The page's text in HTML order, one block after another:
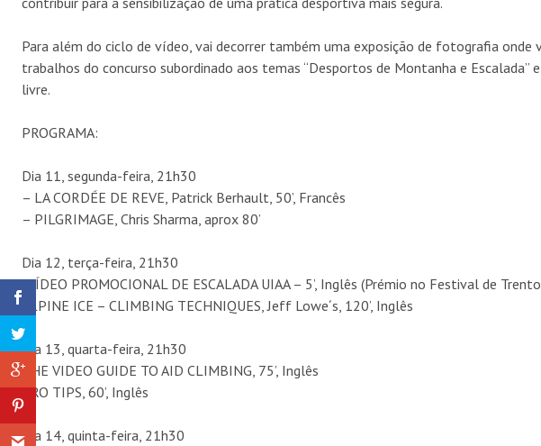
Para além do ciclo de vídeo, vai decorrer também uma exposição de fotografia
trabalhos do concurso subordinado aos temas “Desportos de Montanha e Escalada”
livre.
PROGRAMA:
Dia 11, segunda-feira, 21h30
– LA CORDÉE DE REVE, Patrick Berhault, 50’, Francês
– PILGRIMAGE, Chris Sharma, aprox 80’
Dia 12, terça-feira, 21h30
-VÍDEO PROMOCIONAL DE ESCALADA UIAA – 5’, Inglês (Prémio no Festival de
ALPINE ICE – CLIMBING TECHNIQUES, Jeff Lowe´s, 120’, Inglês
Dia 13, quarta-feira, 21h30
THE VIDEO GUIDE TO AID CLIMBING, 75’, Inglês
PRO TIPS, 60’, Inglês
Dia 14, quinta-feira, 21h30